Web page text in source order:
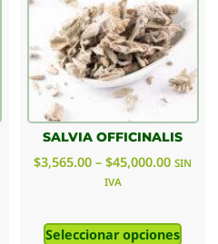
SALVIA OFFICINALIS
$3,565.00 – $45,000.00 SIN
IVA
Seleccionar opciones